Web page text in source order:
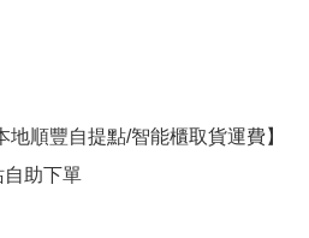
地順豐自提點/智能櫃取貨運費】
自助下單